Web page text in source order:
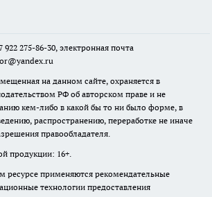
275-86-30, электронная почта
на данном сайте, охраняется в
РФ об авторском праве и не
кем-либо в какой бы то ни было форме, в
распространению, переработке не иначе
правообладателя.
продукции: 16+.
применяются рекомендательные
технологии предоставления